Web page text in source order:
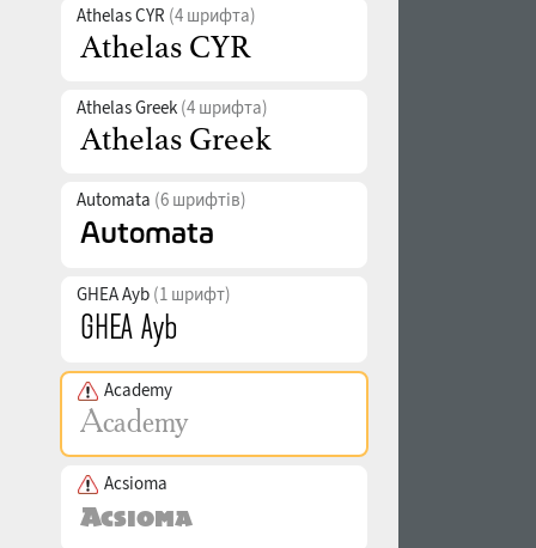
Athelas CYR (4 шрифта)
Athelas Greek (4 шрифта)
Automata (6 шрифтів)
GHEA Ayb (1 шрифт)
Academy
Acsioma